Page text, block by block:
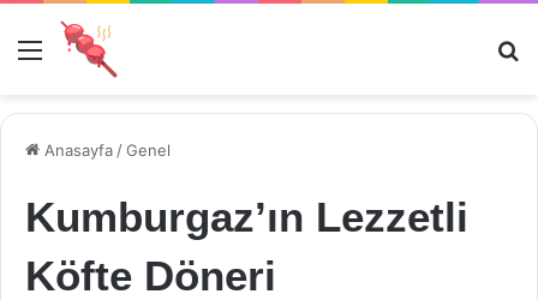
Menü
Anasayfa /Genel
Kumburgaz’ın Lezzetli
Köfte Döneri